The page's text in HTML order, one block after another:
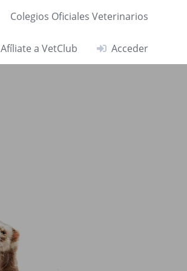
Colegios Oficiales Veterinarios
Afíliate a VetClub Acceder